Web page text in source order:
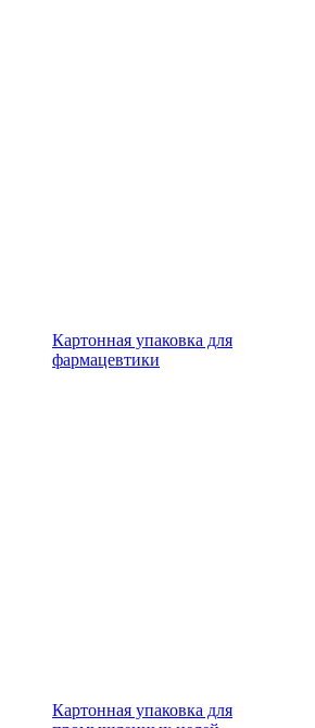
Картонная упаковка для
фармацевтики
Картонная упаковка для